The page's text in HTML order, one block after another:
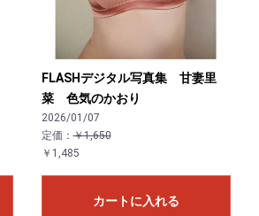
FLASHデジタル写真集 甘妻里
菜 色気のかおり
2026/01/07
定価：￥1,650
￥1,485
カートに入れる